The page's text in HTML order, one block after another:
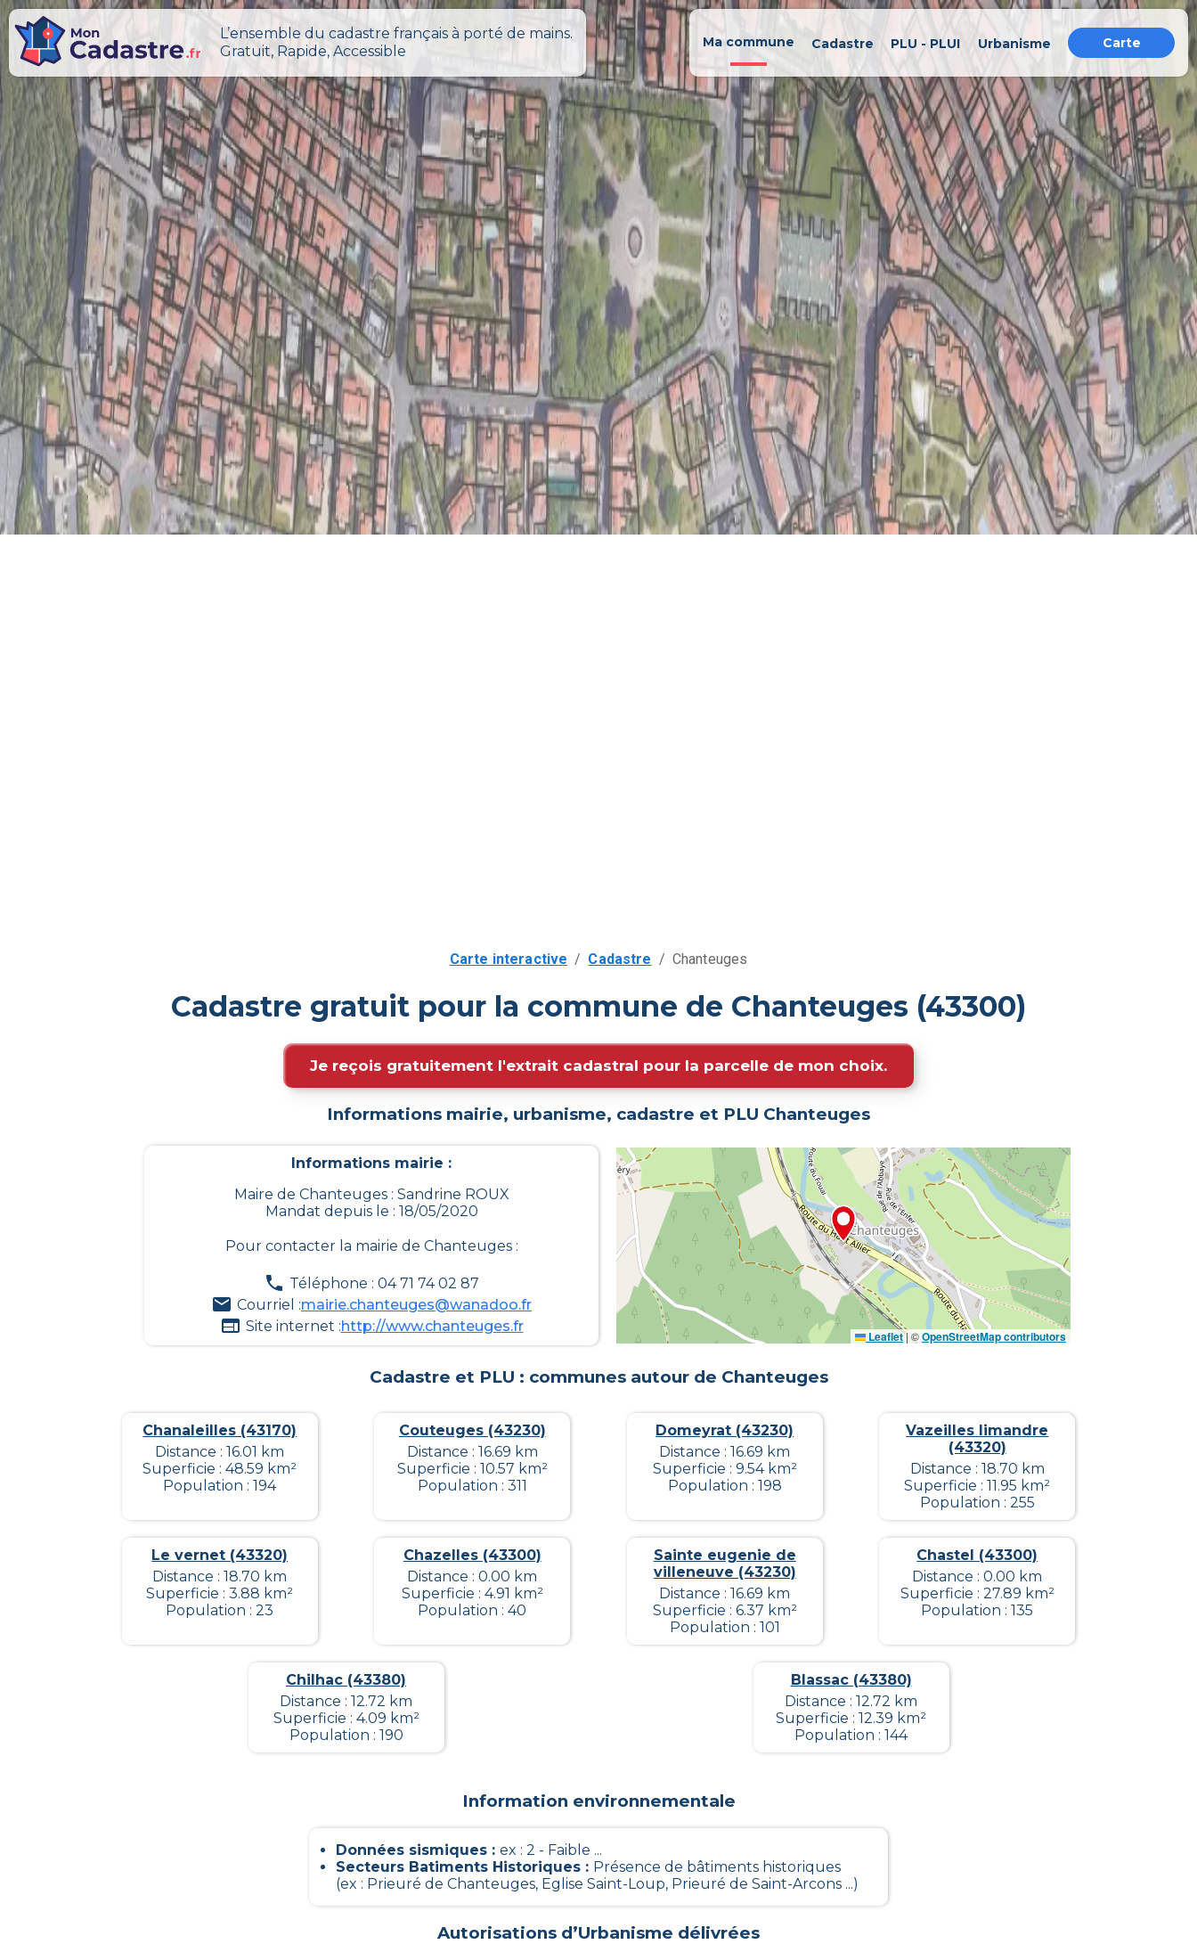
L’ensemble du cadastre français à porté de mains.
Gratuit, Rapide, Accessible
Ma commune Cadastre PLU - PLUI Urbanisme Carte
Carte interactive / Cadastre / Chanteuges
Cadastre gratuit pour la commune de Chanteuges (43300)
Je reçois gratuitement l'extrait cadastral pour la parcelle de mon choix.
Informations mairie, urbanisme, cadastre et PLU Chanteuges
Informations mairie :
Maire de Chanteuges : Sandrine ROUX
Mandat depuis le : 18/05/2020
Pour contacter la mairie de Chanteuges:
Téléphone : 04 71 74 02 87
Courriel :mairie.chanteuges@wanadoo.fr
Site internet :http://www.chanteuges.fr
Leaflet |©OpenStreetMap contributors
Cadastre et PLU : communes autour de Chanteuges
Chanaleilles (43170)
Distance : 16.01 km
Superficie : 48.59 km²
Population : 194
Couteuges (43230)
Distance : 16.69 km
Superficie : 10.57 km²
Population : 311
Domeyrat (43230)
Distance : 16.69 km
Superficie : 9.54 km²
Population : 198
Vazeilles limandre
(43320)
Distance : 18.70 km
Superficie : 11.95 km²
Population : 255
Le vernet (43320)
Distance : 18.70 km
Superficie : 3.88 km²
Population : 23
Chazelles (43300)
Distance : 0.00 km
Superficie : 4.91 km²
Population : 40
Sainte eugenie de
villeneuve (43230)
Distance : 16.69 km
Superficie : 6.37 km²
Population : 101
Chastel (43300)
Distance : 0.00 km
Superficie : 27.89 km²
Population : 135
Chilhac (43380)
Distance : 12.72 km
Superficie : 4.09 km²
Population : 190
Blassac (43380)
Distance : 12.72 km
Superficie : 12.39 km²
Population : 144
Information environnementale
Données sismiques : ex : 2 - Faible ...
Secteurs Batiments Historiques : Présence de bâtiments historiques
(ex : Prieuré de Chanteuges, Eglise Saint-Loup, Prieuré de Saint-Arcons ...)
Autorisations d’Urbanisme délivrées